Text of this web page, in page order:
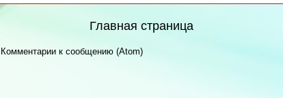
Главная страница
Комментарии к сообщению (Atom)